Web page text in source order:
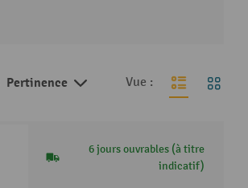
Pertinence Vue :
6 jours ouvrables (à titre
indicatif)